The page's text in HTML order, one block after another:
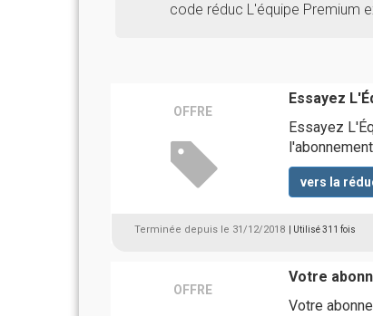
code réduc L'équipe Premium
OFFRE
Essayez
Essayez
vers la
Terminée depuis le 31/12/2018 | Utilisé 311 fois
OFFRE
Votre
Votre